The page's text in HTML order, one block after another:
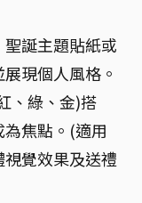
誕主題貼紙或
現個人風格。
、綠、金)搭
焦點。(適用
覺效果及送禮